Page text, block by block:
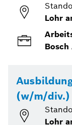
Lohr
(w/m/div.)
Lohr